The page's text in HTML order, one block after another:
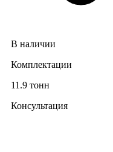
В наличии
Комплектации
11.9 тонн
Консультация